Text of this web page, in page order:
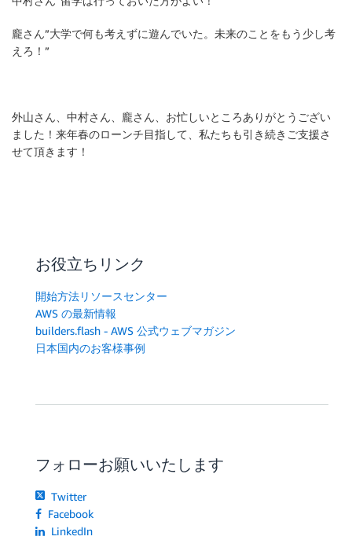
龐さん”大学で何も考えずに遊んでいた。未来のことをもう少し考
えろ！”
外山さん、中村さん、龐さん、お忙しいところありがとうござい
ました！来年春のローンチ目指して、私たちも引き続きご支援さ
せて頂きます！
お役立ちリンク
開始方法リソースセンター
AWS の最新情報
builders.flash - AWS 公式ウェブマガジン
日本国内のお客様事例
フォローお願いいたします
Twitter
Facebook
LinkedIn